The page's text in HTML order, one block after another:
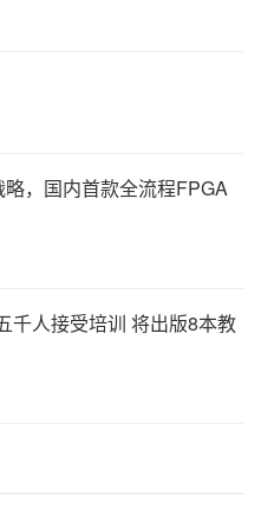
析
的应用
最新版本的软硬件特性，确保
，国内首款全流程FPGA
千人接受培训 将出版8本教